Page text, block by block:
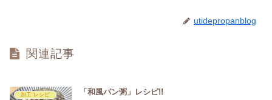
utidepropanblog
関連記事
加工 レシピ 「和風パン粥」レシピ!!